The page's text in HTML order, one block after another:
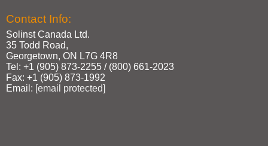
Contact Info:
Solinst Canada Ltd.
35 Todd Road,
Georgetown, ON L7G 4R8
Tel: +1 (905) 873‑2255 / (800) 661‑2023
Fax: +1 (905) 873‑1992
Email: [email protected]